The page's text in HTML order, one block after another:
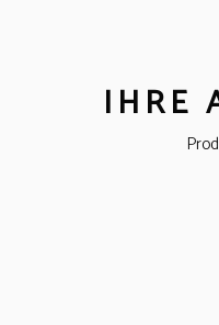
IHRE